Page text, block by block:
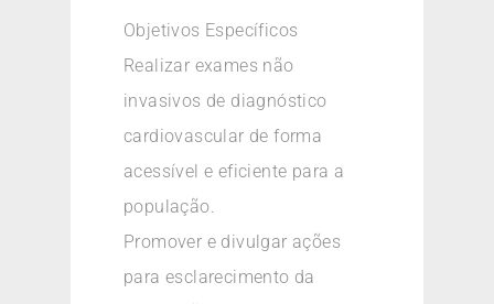
Objetivos Específicos
Realizar exames não
invasivos de diagnóstico
cardiovascular de forma
acessível e eficiente para a
população.
Promover e divulgar ações
para esclarecimento da